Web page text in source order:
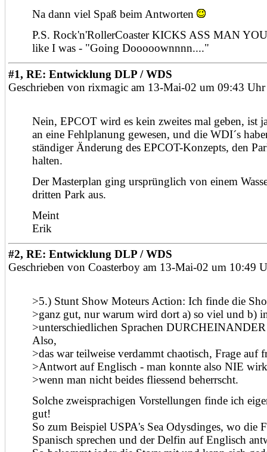
Na dann viel Spaß beim Antworten
P.S. Rock'n'RollerCoaster KICKS ASS MAN
like I was - "Going Dooooownnnn...."
#1, RE: Entwicklung DLP / WDS
Geschrieben von rixmagic am 13-Mai-02 um 09:43 Uhr
Nein, EPCOT wird es kein zweites mal geben, ist
an eine Fehlplanung gewesen, und die WDI´s
ständiger Änderung des EPCOT-Konzepts, den
halten.
Der Masterplan ging ursprünglich von einem
dritten Park aus.
Meint
Erik
#2, RE: Entwicklung DLP / WDS
Geschrieben von Coasterboy am 13-Mai-02 um 10:49
>5.) Stunt Show Moteurs Action: Ich finde die
>ganz gut, nur warum wird dort a) so viel und b)
>unterschiedlichen Sprachen DURCHEINANDER
Also,
>das war teilweise verdammt chaotisch, Frage auf
>Antwort auf Englisch - man konnte also NIE
>wenn man nicht beides fliessend beherrscht.
Solche zweisprachigen Vorstellungen finde ich
gut!
So zum Beispiel USPA's Sea Odysdinges, wo die
Spanisch sprechen und der Delfin auf Englisch